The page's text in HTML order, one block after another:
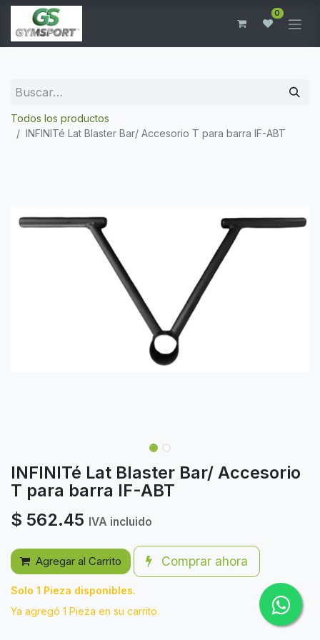
0
Todos los productos
INFINITé Lat Blaster Bar/ Accesorio T para barra IF-ABT
INFINITé Lat Blaster Bar/ Accesorio
T para barra IF-ABT
$ 562.45 IVA incluido
Agregar al Carrito Comprar ahora
Solo 1 Pieza disponibles.
Ya agregó 1 Pieza en su carrito.